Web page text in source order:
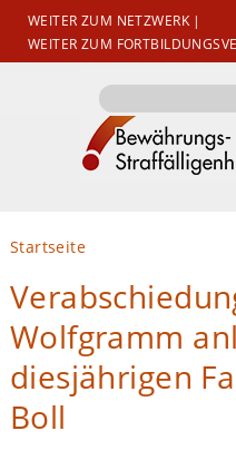
WEITER ZUM NETZWERK|
WEITER ZUM
Suchformular
Suche
Sie sind hier
Startseite
Wolfgramm
diesjährigen
Boll